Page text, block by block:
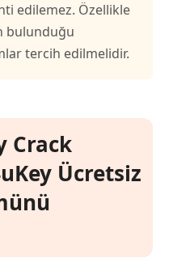
edilemez. Özellikle
bulunduğu
tercih edilmelidir.
Crack
Ücretsiz